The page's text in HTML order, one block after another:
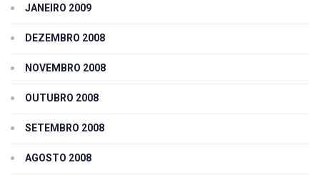
JANEIRO 2009
DEZEMBRO 2008
NOVEMBRO 2008
OUTUBRO 2008
SETEMBRO 2008
AGOSTO 2008